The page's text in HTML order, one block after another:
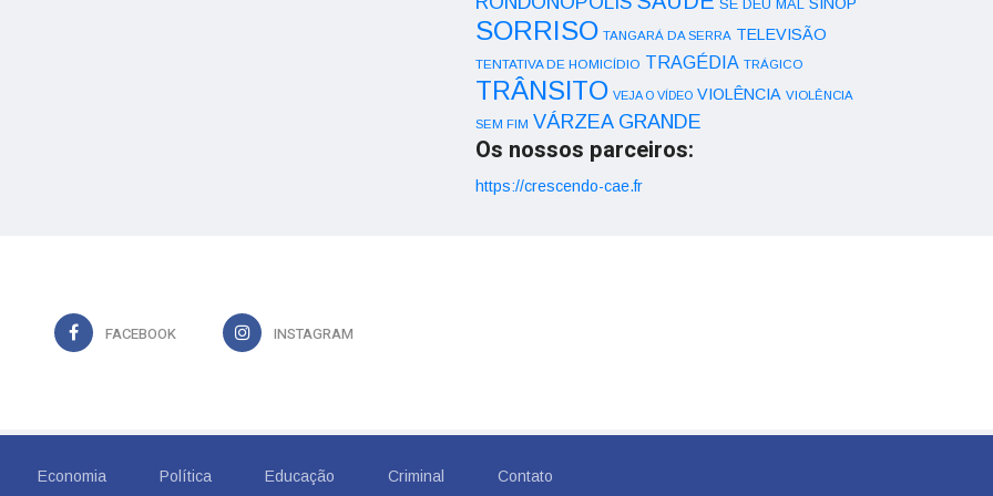
SE DEU MAL
SORRISO TANGARÁ DA SERRA TELEVISÃO
TENTATIVA DE HOMICÍDIO TRAGÉDIA TRÁGICO
TRÂNSITO VEJA O VÍDEO VIOLÊNCIA VIOLÊNCIA
SEM FIM VÁRZEA GRANDE
Os nossos parceiros:
https://crescendo-cae.fr
FACEBOOK INSTAGRAM
Economia Política Educação Criminal Contato